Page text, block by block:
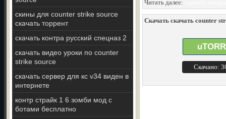
скины для counter strike source
скачать торрент
скачать контра русский спецназ 2
скачать видео уроки по counter
strike source
скачать сервер для кс v34 виден в
интернете
контр страйк 1 6 зомби мод с
ботами бесплатно
Читать далее:
Скачать скачать counter
Скачано: